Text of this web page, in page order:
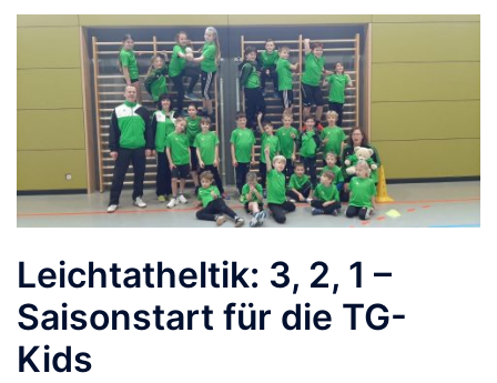
Leichtatheltik: 3, 2, 1 –
Saisonstart für die TG-
Kids